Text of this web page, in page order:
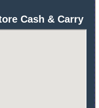
Cash & Carry